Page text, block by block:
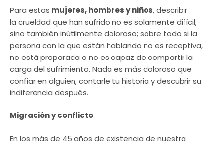
Para estas mujeres, hombres y niños, describir
la crueldad que han sufrido no es solamente difícil,
sino también inútilmente doloroso; sobre todo si la
persona con la que están hablando no es receptiva,
no está preparada o no es capaz de compartir la
carga del sufrimiento. Nada es más doloroso que
confiar en alguien, contarle tu historia y descubrir su
indiferencia después.
Migración y conflicto
En los más de 45 años de existencia de nuestra